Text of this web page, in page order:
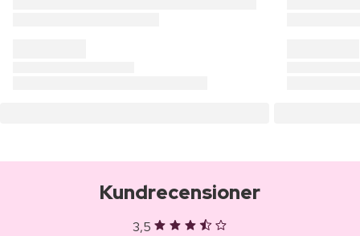
Kundrecensioner
3,5